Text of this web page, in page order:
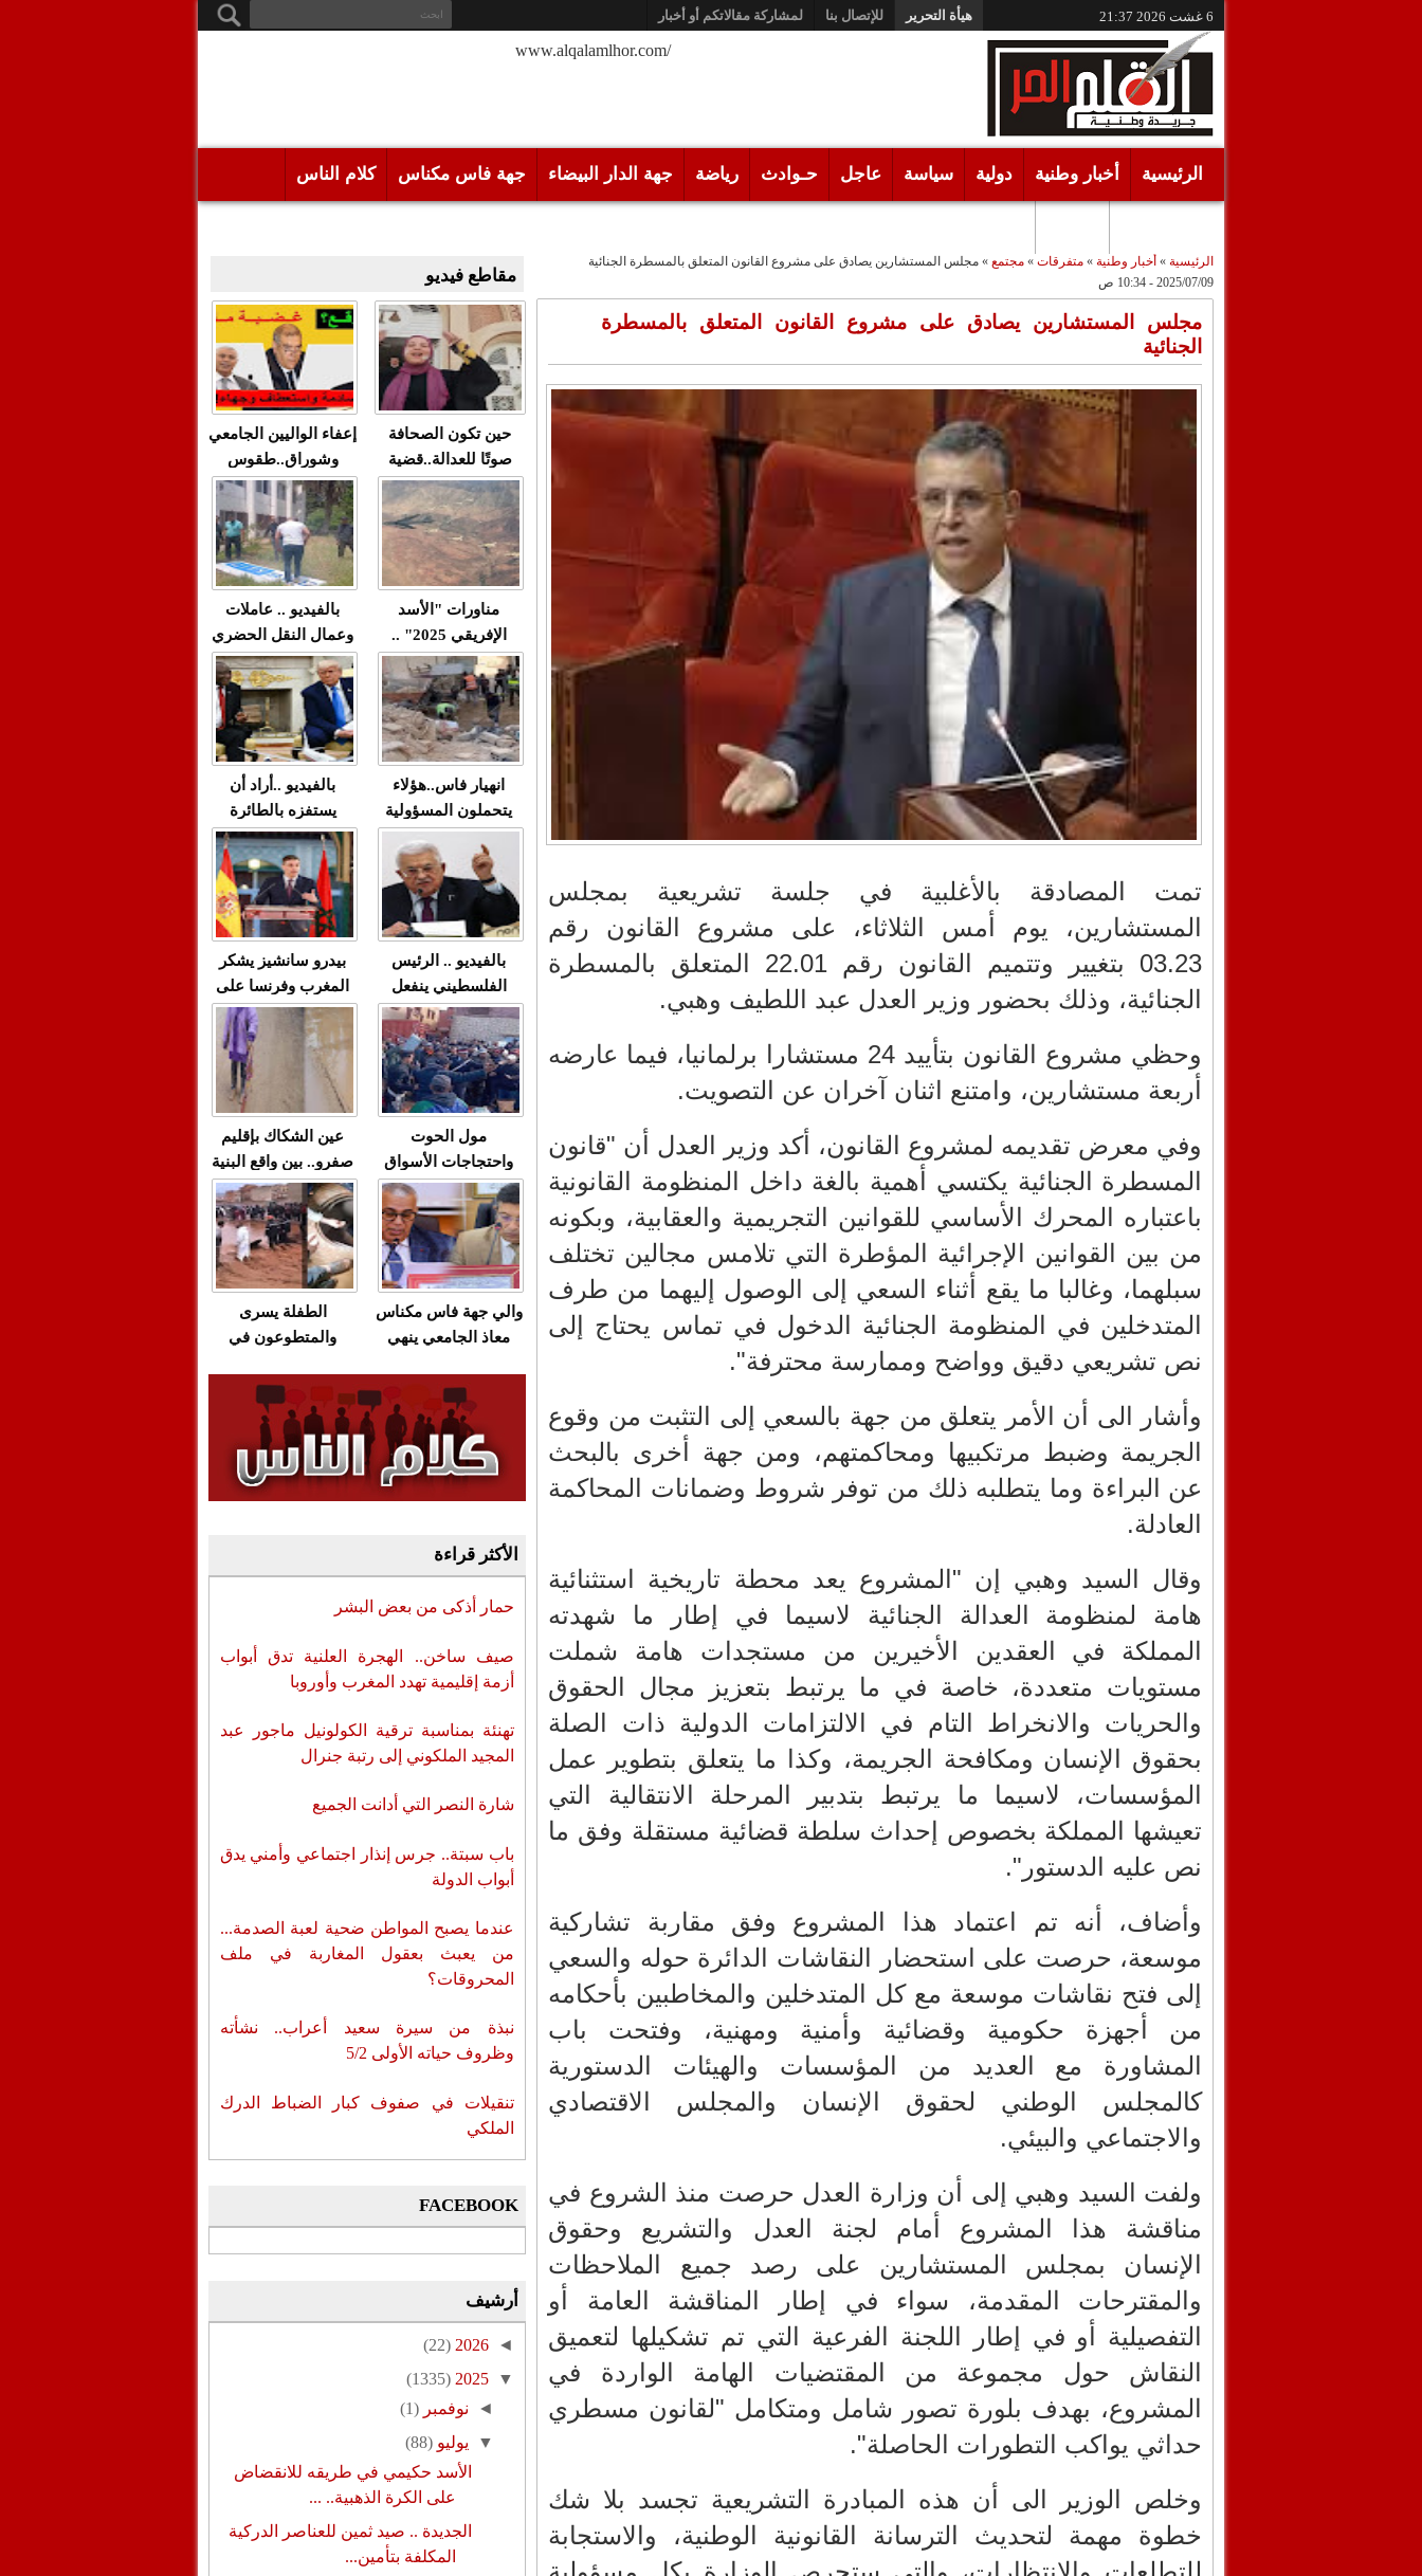
6 غشت 2026 21:37 هيأة التحرير للإتصال بنا لمشاركة مقالاتكم أو أخبار
/www.alqalamlhor.com
الرئيسية أخبار وطنية دولية سياسة عاجل حـوادث رياضة جهة الدار البيضاء جهة فاس مكناس كلام الناس
الرئيسية » أخبار وطنية» متفرقات» مجتمع» مجلس المستشارين يصادق على مشروع القانون المتعلق بالمسطرة الجنائية
2025/07/09 - 10:34 ص
مجلس المستشارين يصادق على مشروع القانون المتعلق بالمسطرة
الجنائية
تمت المصادقة بالأغلبية في جلسة تشريعية بمجلس
المستشارين، يوم أمس الثلاثاء، على مشروع القانون رقم
03.23 بتغيير وتتميم القانون رقم 22.01 المتعلق بالمسطرة
الجنائية، وذلك بحضور وزير العدل عبد اللطيف وهبي.
وحظي مشروع القانون بتأييد 24 مستشارا برلمانيا، فيما عارضه
أربعة مستشارين، وامتنع اثنان آخران عن التصويت.
وفي معرض تقديمه لمشروع القانون، أكد وزير العدل أن "قانون
المسطرة الجنائية يكتسي أهمية بالغة داخل المنظومة القانونية
باعتباره المحرك الأساسي للقوانين التجريمية والعقابية، وبكونه
من بين القوانين الإجرائية المؤطرة التي تلامس مجالين تختلف
سبلهما، وغالبا ما يقع أثناء السعي إلى الوصول إليهما من طرف
المتدخلين في المنظومة الجنائية الدخول في تماس يحتاج إلى
نص تشريعي دقيق وواضح وممارسة محترفة".
وأشار الى أن الأمر يتعلق من جهة بالسعي إلى التثبت من وقوع
الجريمة وضبط مرتكبيها ومحاكمتهم، ومن جهة أخرى بالبحث
عن البراءة وما يتطلبه ذلك من توفر شروط وضمانات المحاكمة
العادلة.
وقال السيد وهبي إن "المشروع يعد محطة تاريخية استثنائية
هامة لمنظومة العدالة الجنائية لاسيما في إطار ما شهدته
المملكة في العقدين الأخيرين من مستجدات هامة شملت
مستويات متعددة، خاصة في ما يرتبط بتعزيز مجال الحقوق
والحريات والانخراط التام في الالتزامات الدولية ذات الصلة
بحقوق الإنسان ومكافحة الجريمة، وكذا ما يتعلق بتطوير عمل
المؤسسات، لاسيما ما يرتبط بتدبير المرحلة الانتقالية التي
تعيشها المملكة بخصوص إحداث سلطة قضائية مستقلة وفق ما
نص عليه الدستور".
وأضاف، أنه تم اعتماد هذا المشروع وفق مقاربة تشاركية
موسعة، حرصت على استحضار النقاشات الدائرة حوله والسعي
إلى فتح نقاشات موسعة مع كل المتدخلين والمخاطبين بأحكامه
من أجهزة حكومية وقضائية وأمنية ومهنية، وفتحت باب
المشاورة مع العديد من المؤسسات والهيئات الدستورية
كالمجلس الوطني لحقوق الإنسان والمجلس الاقتصادي
والاجتماعي والبيئي.
ولفت السيد وهبي إلى أن وزارة العدل حرصت منذ الشروع في
مناقشة هذا المشروع أمام لجنة العدل والتشريع وحقوق
الإنسان بمجلس المستشارين على رصد جميع الملاحظات
والمقترحات المقدمة، سواء في إطار المناقشة العامة أو
التفصيلية أو في إطار اللجنة الفرعية التي تم تشكيلها لتعميق
النقاش حول مجموعة من المقتضيات الهامة الواردة في
المشروع، بهدف بلورة تصور شامل ومتكامل "لقانون مسطري
حداثي يواكب التطورات الحاصلة".
وخلص الوزير الى أن هذه المبادرة التشريعية تجسد بلا شك
خطوة مهمة لتحديث الترسانة القانونية الوطنية، والاستجابة
مقاطع فيديو
حين تكون الصحافة
صوتًا للعدالة..قضية
"مولات 88 غرزة"
مثالا(فيديو)
متابعة حميد طولست
في زمن تزداد فيه
حالات العنف ضد
النساء ويغيب فيه أحيانًا
صدى العدالة في
ردهات الم...
إعفاء الواليين الجامعي
وشوراق..طقوس
صادمة وملتمس
"الوجهاء"؟/ صمت
وزارة الداخلية؟/أين
الوزير التوفيق؟(فيديو)
بالفيديو .. عاملات
وعمال النقل الحضري
بفاس يعبرون عن
ارتياحهم بعد إنهاء عقد
شركة "سيتي باص"
مناورات "الأسد
الإفريقي 2025" ..
شاهد القاذفة النووية
في تدريب مع ثماني
مقاتلات من نوع F-16
تابعة للقوات الجوية
الملكية المغربية
بالفيديو ..أراد أن
يستفزه بالطائرة
القطرية لكن ترامب
فضحه أمام العالم
بالحجة والدليل
انهيار فاس..هؤلاء
يتحملون المسؤولية
ومآسي العمارات
العشوائية مفتوحة
بيدرو سانشيز يشكر
المغرب وفرنسا على
استعادة الكهرباء عقب
انقطاعه في شبه
الجزيرة الإيبيرية
بالفيديو .. الرئيس
الفلسطيني ينفعل
ويهاجم حماس بألفاظ
قاسية على الهواء
عين الشكاك بإقليم
صفرو.. بين واقع البنية
التحتية المهترئة
والحملات الانتخابية
المبكرة(فيديو)
مول الحوت
واحتجاجات الأسواق
الأسبوعية/الاحتقان
الصامت والتراشق
بـ"الصناديق"/أخنوش
يرد بالصمت المريب
الطفلة يسرى
والمتطوعون في
وقنوات صرف صحي
تقتل والمحاسبة يجب
أن تطال المسؤولين
والي جهة فاس مكناس
معاذ الجامعي ينهي
والعمال مع شركة
سيتي باص + وثيقة
وفيديو
الأكثر قراءة
حمار أذكى من بعض البشر
صيف ساخن.. الهجرة العلنية تدق أبواب
أزمة إقليمية تهدد المغرب وأوروبا
تهنئة بمناسبة ترقية الكولونيل ماجور عبد
المجيد الملكوني إلى رتبة جنرال
شارة النصر التي أدانت الجميع
باب سبتة.. جرس إنذار اجتماعي وأمني يدق
أبواب الدولة
عندما يصبح المواطن ضحية لعبة الصدمة...
من يعبث بعقول المغاربة في ملف
المحروقات؟
نبذة من سيرة سعيد أعراب.. نشأته
وظروف حياته الأولى 5/2
تنقيلات في صفوف كبار الضباط الدرك
الملكي
FACEBOOK
أرشيف
◄
2026
(22)
▼
2025
(1335)
◄ نوفمبر(1)
▼ يوليو(88)
الأسد حكيمي في طريقه للانقضاض
على الكرة الذهبية.. ...
الجديدة .. صيد ثمين للعناصر الدركية
المكلفة بتأمين...